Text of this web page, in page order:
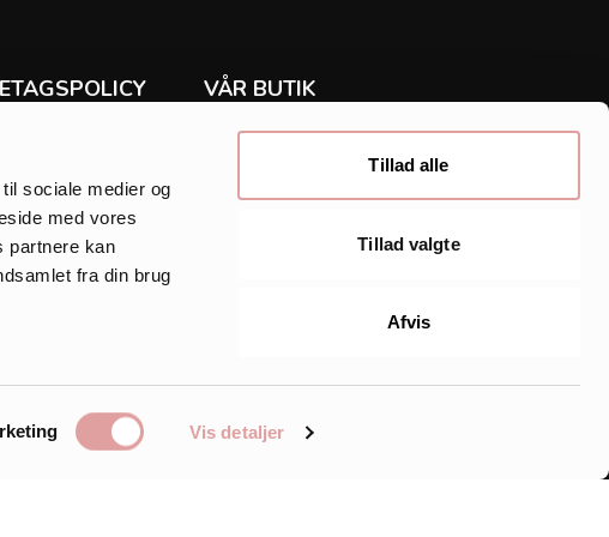
sociale medier og
med vores
partnere kan
fra din brug
Vis detaljer
Tillad alle
Tillad valgte
Afvis
Sonne
VÅR BUTIK
Skjorta
SIDAN